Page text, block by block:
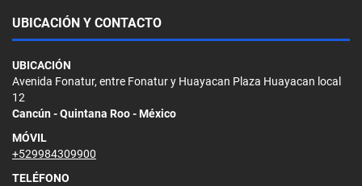
UBICACIÓN Y CONTACTO
UBICACIÓN
Avenida Fonatur, entre Fonatur y Huayacan Plaza Huayacan local
12
Cancún - Quintana Roo - México
MÓVIL
+529984309900
TELÉFONO